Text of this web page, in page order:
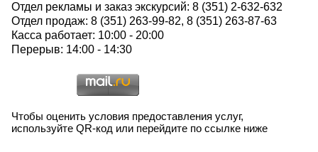
Отдел рекламы и заказ экскурсий: 8 (351) 2-632-632
Отдел продаж: 8 (351) 263-99-82, 8 (351) 263-87-63
Касса работает: 10:00 - 20:00
Перерыв: 14:00 - 14:30
Чтобы оценить условия предоставления услуг,
используйте QR-код или перейдите по ссылке ниже